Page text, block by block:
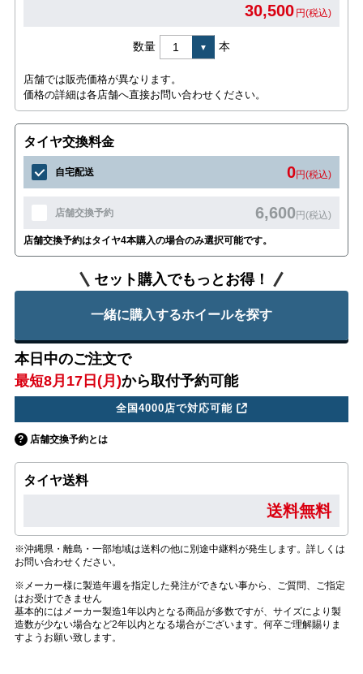
30,500 円(税込)
数量 本
店舗では販売価格が異なります。
価格の詳細は各店舗へ直接お問い合わせください。
タイヤ交換料金
自宅配送 0円(税込)
店舗交換予約 6,600円(税込)
店舗交換予約はタイヤ4本購入の場合のみ選択可能です。
セット購入でもっとお得！
一緒に購入するホイールを探す
本日中のご注文で
最短8月17日(月)から取付予約可能
全国4000店で対応可能
店舗交換予約とは
タイヤ送料
送料無料
※沖縄県・離島・一部地域は送料の他に別途中継料が発生します。詳しくは
お問い合わせください。
※メーカー様に製造年週を指定した発注ができない事から、ご質問、ご指定
はお受けできません
基本的にはメーカー製造1年以内となる商品が多数ですが、サイズにより製
造数が少ない場合など2年以内となる場合がございます。何卒ご理解賜りま
すようお願い致します。